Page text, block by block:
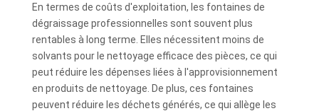
En termes de coûts d'exploitation, les fontaines de
dégraissage professionnelles sont souvent plus
rentables à long terme. Elles nécessitent moins de
solvants pour le nettoyage efficace des pièces, ce qui
peut réduire les dépenses liées à l'approvisionnement
en produits de nettoyage. De plus, ces fontaines
peuvent réduire les déchets générés, ce qui allège les